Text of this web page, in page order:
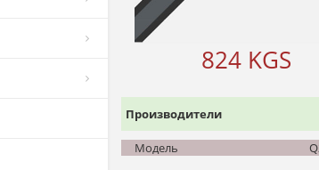
824 KGS
Производители
Модель